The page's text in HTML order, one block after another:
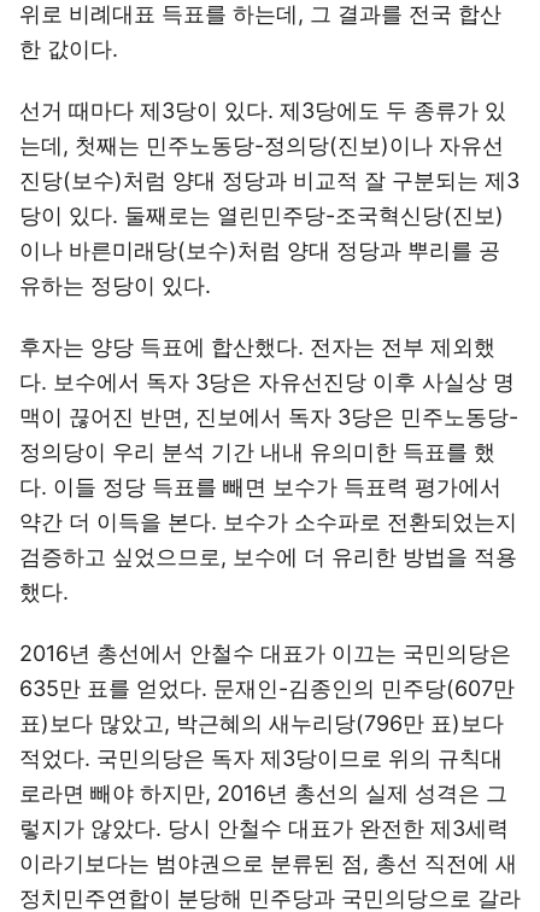
위로 비례대표 득표를 하는데, 그 결과를 전국 합산
한 값이다.
선거 때마다 제3당이 있다. 제3당에도 두 종류가 있
는데, 첫째는 민주노동당-정의당(진보)이나 자유선
진당(보수)처럼 양대 정당과 비교적 잘 구분되는 제3
당이 있다. 둘째로는 열린민주당-조국혁신당(진보)
이나 바른미래당(보수)처럼 양대 정당과 뿌리를 공
유하는 정당이 있다.
후자는 양당 득표에 합산했다. 전자는 전부 제외했
다. 보수에서 독자 3당은 자유선진당 이후 사실상 명
맥이 끊어진 반면, 진보에서 독자 3당은 민주노동당-
정의당이 우리 분석 기간 내내 유의미한 득표를 했
다. 이들 정당 득표를 빼면 보수가 득표력 평가에서
약간 더 이득을 본다. 보수가 소수파로 전환되었는지
검증하고 싶었으므로, 보수에 더 유리한 방법을 적용
했다.
2016년 총선에서 안철수 대표가 이끄는 국민의당은
635만 표를 얻었다. 문재인-김종인의 민주당(607만
표)보다 많았고, 박근혜의 새누리당(796만 표)보다
적었다. 국민의당은 독자 제3당이므로 위의 규칙대
로라면 빼야 하지만, 2016년 총선의 실제 성격은 그
렇지가 않았다. 당시 안철수 대표가 완전한 제3세력
이라기보다는 범야권으로 분류된 점, 총선 직전에 새
정치민주연합이 분당해 민주당과 국민의당으로 갈라